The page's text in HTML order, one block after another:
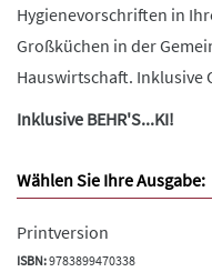
Hygienevorschriften in
Großküchen in der
Hauswirtschaft. Inklusive
Inklusive BEHR'S...KI!
Wählen Sie Ihre Ausgabe:
Printversion
ISBN:9783899470338